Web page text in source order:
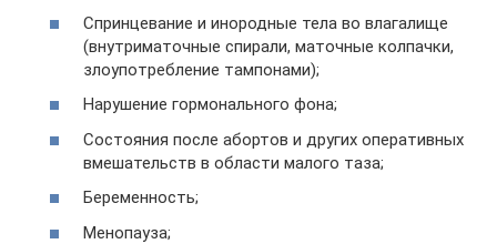
Спринцевание и инородные тела во влагалище
(внутриматочные спирали, маточные колпачки,
злоупотребление тампонами);
Нарушение гормонального фона;
Состояния после абортов и других оперативных
вмешательств в области малого таза;
Беременность;
Менопауза;